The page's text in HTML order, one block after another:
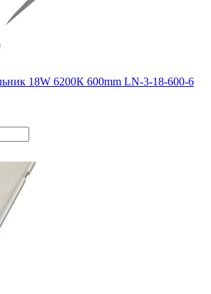
18W 6200К 600mm LN-3-18-600-6